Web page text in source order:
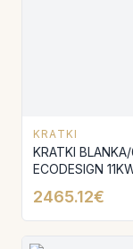
KRATKI
KRATKI
ECODESIGN
2465.12€